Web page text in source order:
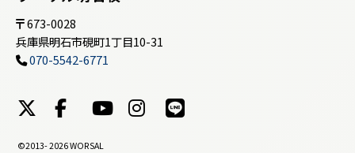
673-0028
兵庫県明石市硯町1丁目10-31
070-5542-6771
©2013-2026 WORSAL